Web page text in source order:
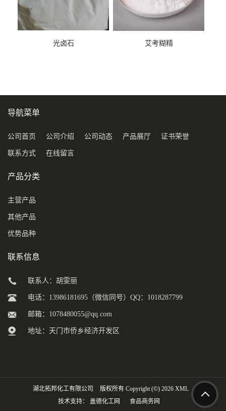
光卤石 艾考糊精
导航菜单
公司首页 公司介绍 公司动态 产品展厅 证书荣誉
联系方式 在线留言
产品分类
主营产品
其他产品
优势品种
联系信息
联系人：胡雯丽
电话：13986181695（微信同号）QQ：1018287799
邮箱： 1078480055@qq.com
地址：天门市侨乡经济开发区
湖北拓邦化工有限公司 版权所有 Copyright (©) 2026 XML
技术支持： 盖德化工网 食品商务网